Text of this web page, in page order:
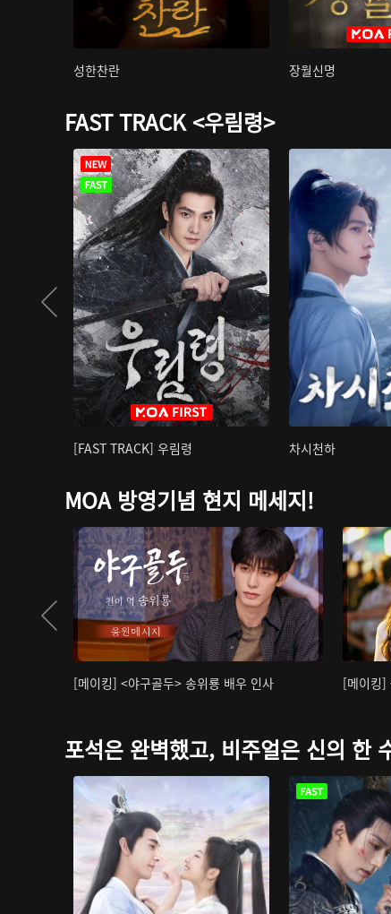
성한찬란 장월신명
FAST TRACK <우림령>
[FAST TRACK] 우림령 차시천하
MOA 방영기념 현지 메세지!
[메이킹] <야구골두> 송위룡 배우 인사 [메이킹]
포석은 완벽했고, 비주얼은 신의 한